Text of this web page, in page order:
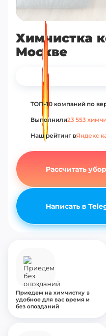
Химчистка
Москве
ТОП-10 компаний по
Выполнили23 553
Наш рейтинг вЯндекс
Рассчитать
Написать в
Приедем на химчистку в
удобное для вас время и
без опозданий